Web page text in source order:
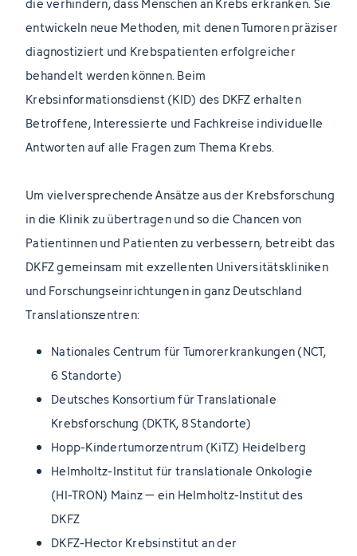
entwickeln neue Methoden, mit denen Tumoren präziser
diagnostiziert und Krebspatienten erfolgreicher
behandelt werden können. Beim
Krebsinformationsdienst (KID) des DKFZ erhalten
Betroffene, Interessierte und Fachkreise individuelle
Antworten auf alle Fragen zum Thema Krebs.
Um vielversprechende Ansätze aus der Krebsforschung
in die Klinik zu übertragen und so die Chancen von
Patientinnen und Patienten zu verbessern, betreibt das
DKFZ gemeinsam mit exzellenten Universitätskliniken
und Forschungseinrichtungen in ganz Deutschland
Translationszentren:
Nationales Centrum für Tumorerkrankungen (NCT,
6 Standorte)
Deutsches Konsortium für Translationale
Krebsforschung (DKTK, 8 Standorte)
Hopp-Kindertumorzentrum (KiTZ) Heidelberg
Helmholtz-Institut für translationale Onkologie
(HI-TRON) Mainz – ein Helmholtz-Institut des
DKFZ
DKFZ-Hector Krebsinstitut an der